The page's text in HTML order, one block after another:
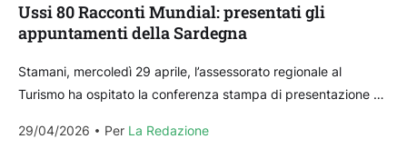
Ussi 80 Racconti Mundial: presentati gli
appuntamenti della Sardegna
Stamani, mercoledì 29 aprile, l’assessorato regionale al
Turismo ha ospitato la conferenza stampa di presentazione di
29/04/2026
Per La Redazione